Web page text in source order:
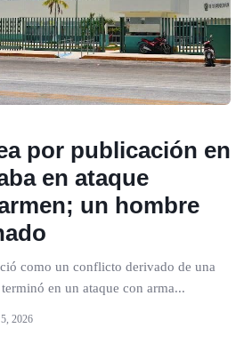
por publicación en
en ataque
un hombre
como un conflicto derivado de una
en un ataque con arma...
2026